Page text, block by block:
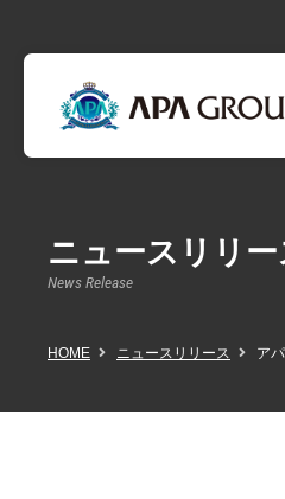
ニュースリリー
News Release
HOME ニュースリリース ア